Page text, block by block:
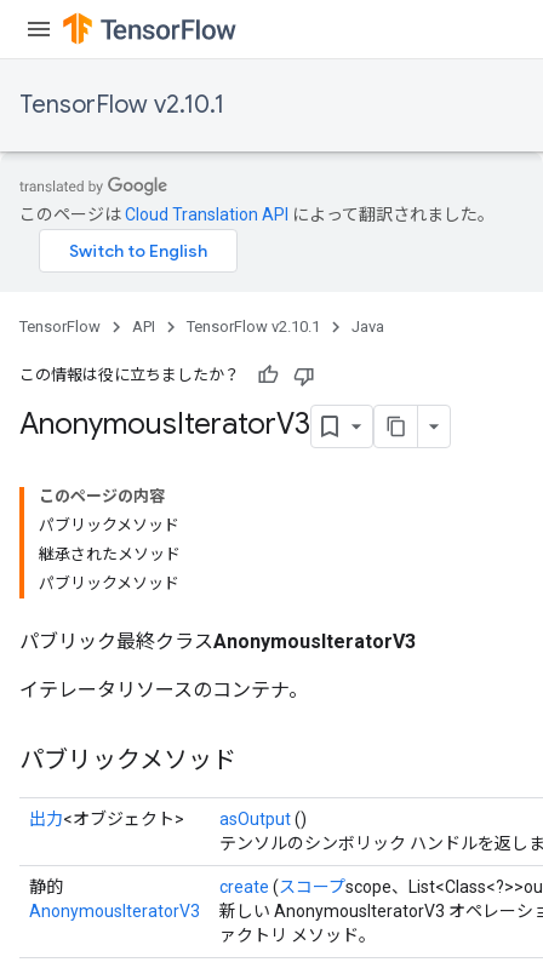
TensorFlow v2.10.1
このページはCloud Translation API によって翻訳されました。
TensorFlow API TensorFlow v2.10.1 Java
この情報は役に立ちましたか？
AnonymousIteratorV3
このページの内容
パブリックメソッド
継承されたメソッド
パブリックメソッド
パブリック最終クラスAnonymousIteratorV3
イテレータリソースのコンテナ。
パブリックメソッド
出力<オブジェクト> asOutput()
テンソルのシンボリック ハンドルを返し
静的
AnonymousIteratorV3
create (スコープscope、
新しい AnonymousIteratorV3 オペレーシ
ァクトリ メソッド。